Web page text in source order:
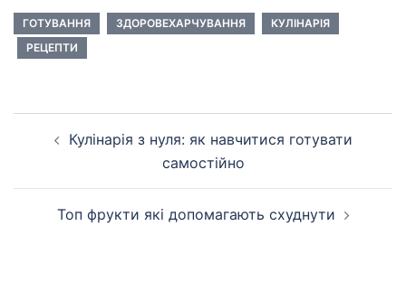
ГОТУВАННЯ ЗДОРОВЕХАРЧУВАННЯ
КУЛІНАРІЯ
РЕЦЕПТИ
Навігація
запису
Кулінарія з нуля: як навчитися готувати
самостійно
Топ фрукти які допомагають схуднути